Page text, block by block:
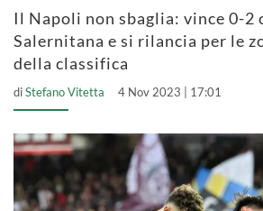
Il Napoli non sbaglia: vince 0-2
Salernitana e si rilancia per le
della classifica
diStefano Vitetta 4 Nov 2023 | 17:01